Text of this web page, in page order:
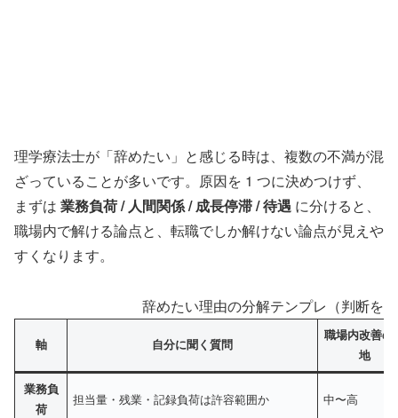
理学療法士が「辞めたい」と感じる時は、複数の不満が混
ざっていることが多いです。原因を 1 つに決めつけず、
まずは 業務負荷 / 人間関係 / 成長停滞 / 待遇 に分けると、
職場内で解ける論点と、転職でしか解けない論点が見えや
すくなります。
辞めたい理由の分解テンプレ（判断を
軸 自分に聞く質問
職場内改善の
地
業務負
荷
担当量・残業・記録負荷は許容範囲か 中〜高